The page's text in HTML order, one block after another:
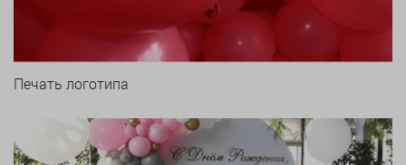
Печать логотипа